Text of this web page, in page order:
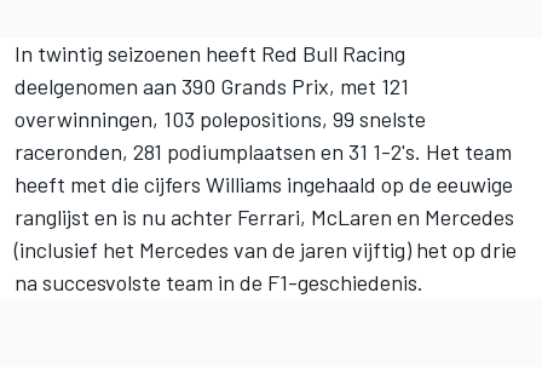
In twintig seizoenen heeft Red Bull Racing
deelgenomen aan 390 Grands Prix, met 121
overwinningen, 103 polepositions, 99 snelste
raceronden, 281 podiumplaatsen en 31 1-2's. Het team
heeft met die cijfers Williams ingehaald op de eeuwige
ranglijst en is nu achter Ferrari, McLaren en Mercedes
(inclusief het Mercedes van de jaren vijftig) het op drie
na succesvolste team in de F1-geschiedenis.